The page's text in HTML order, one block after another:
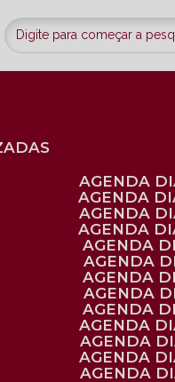
AGENDA
AGENDA
AGENDA
AGENDA
AGENDA
AGENDA
AGENDA
AGENDA
AGENDA
AGENDA
AGENDA
AGENDA
AGENDA